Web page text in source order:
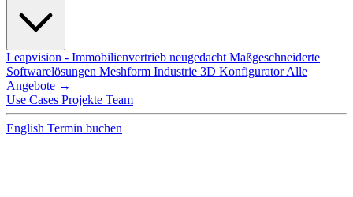
Leapvision - Immobilienvertrieb neugedacht Maßgeschneiderte
Softwarelösungen Meshform Industrie 3D KonfiguratorAlle
Angebote →
Use Cases Projekte Team
English Termin buchen